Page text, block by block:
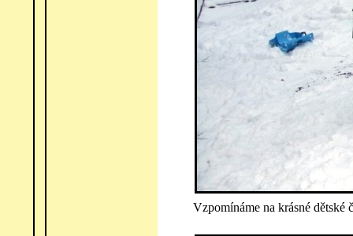
Vzpomínáme na krásné dětské